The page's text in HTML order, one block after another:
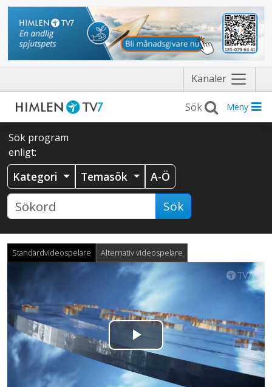
Kanaler Näytä
valikko
Meny
Sök program
enligt:
Kategori Temasök A-Ö
Sök
Standardvideospelare Alternativ videospelare
Spela
upp